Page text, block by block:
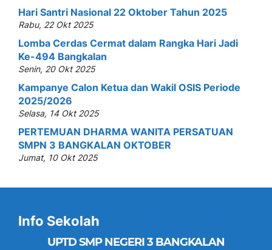
Hari Santri Nasional 22 Oktober Tahun 2025
Rabu, 22 Okt 2025
Lomba Cerdas Cermat dalam Rangka Hari Jadi
Ke-494 Bangkalan
Senin, 20 Okt 2025
Kampanye Calon Ketua dan Wakil OSIS Periode
2025/2026
Selasa, 14 Okt 2025
PERTEMUAN DHARMA WANITA PERSATUAN
SMPN 3 BANGKALAN OKTOBER
Jumat, 10 Okt 2025
Info Sekolah
UPTD SMP NEGERI 3 BANGKALAN